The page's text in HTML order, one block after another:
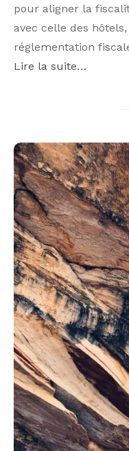
pour aligner la
avec celle des
réglementation
Lire la suite…